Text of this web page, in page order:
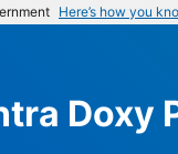
Here’s how you
Doxy